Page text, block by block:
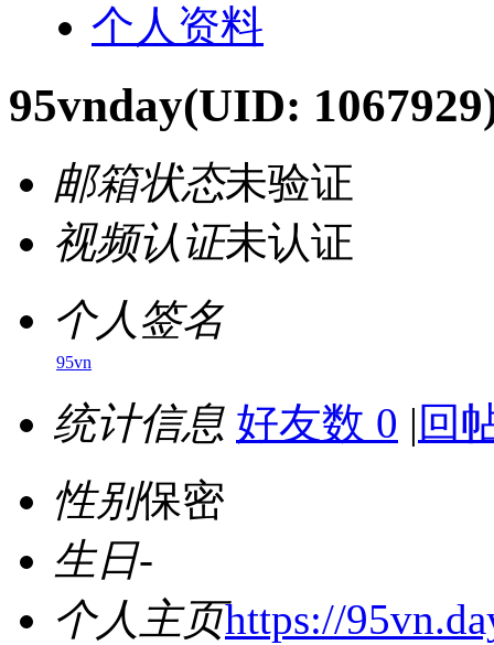
个人资料
95vnday(UID:
邮箱状态未验证
视频认证未认证
个人签名
95vn
统计信息 好友数 0 | 回
性别保密
生日-
个人主页https://